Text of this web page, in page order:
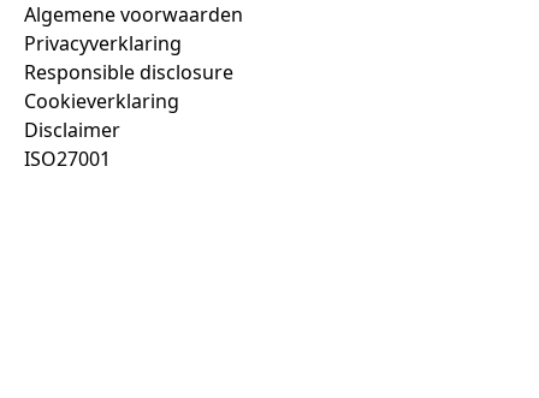
Algemene voorwaarden
Privacyverklaring
Responsible disclosure
Cookieverklaring
Disclaimer
ISO27001